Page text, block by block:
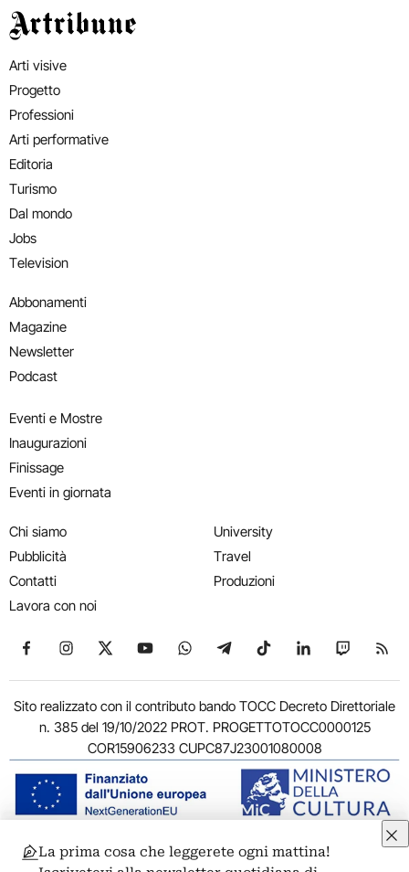
Artribune
Arti visive
Progetto
Professioni
Arti performative
Editoria
Turismo
Dal mondo
Jobs
Television
Abbonamenti
Magazine
Newsletter
Podcast
Eventi e Mostre
Inaugurazioni
Finissage
Eventi in giornata
Chi siamo
Pubblicità
Contatti
Lavora con noi
University
Travel
Produzioni
Seguici su Facebook
Seguici su Instagram
Seguici su X
Seguici su YouTube
Seguici su WhatsApp
Seguici su Telegram
Seguici su TikTok
Seguici su
Seguici
Sito realizzato con il contributo bando TOCC Decreto Direttoriale
n. 385 del 19/10/2022 PROT. PROGETTOTOCC0000125
COR15906233 CUPC87J23001080008
© 2011-2026 ARTRIBUNE srl – Corso Vittorio Emanuele II, 287 –
La prima cosa che leggerete ogni mattina!